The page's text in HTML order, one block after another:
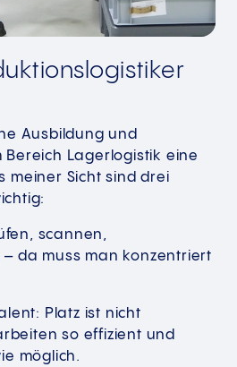
Ausbildung und
Lagerlogistik eine
meiner Sicht sind drei
scannen,
da muss man konzentriert
Platz ist nicht
so effizient und
möglich.